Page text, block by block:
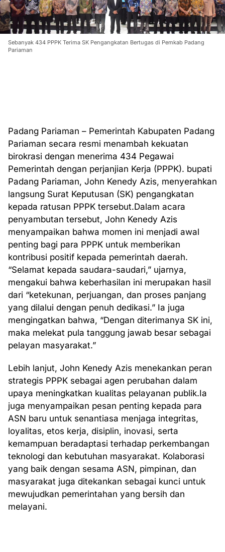
Sebanyak 434 PPPK Terima SK Pengangkatan Bertugas di Pemkab Padang
Pariaman
Padang Pariaman – Pemerintah Kabupaten Padang
Pariaman secara resmi menambah kekuatan
birokrasi dengan menerima 434 Pegawai
Pemerintah dengan perjanjian Kerja (PPPK). bupati
Padang Pariaman, John Kenedy Azis, menyerahkan
langsung Surat Keputusan (SK) pengangkatan
kepada ratusan PPPK tersebut.Dalam acara
penyambutan tersebut, John Kenedy Azis
menyampaikan bahwa momen ini menjadi awal
penting bagi para PPPK untuk memberikan
kontribusi positif kepada pemerintah daerah.
“Selamat kepada saudara-saudari,” ujarnya,
mengakui bahwa keberhasilan ini merupakan hasil
dari “ketekunan, perjuangan, dan proses panjang
yang dilalui dengan penuh dedikasi.” Ia juga
mengingatkan bahwa, “Dengan diterimanya SK ini,
maka melekat pula tanggung jawab besar sebagai
pelayan masyarakat.”
Lebih lanjut, John Kenedy Azis menekankan peran
strategis PPPK sebagai agen perubahan dalam
upaya meningkatkan kualitas pelayanan publik.Ia
juga menyampaikan pesan penting kepada para
ASN baru untuk senantiasa menjaga integritas,
loyalitas, etos kerja, disiplin, inovasi, serta
kemampuan beradaptasi terhadap perkembangan
teknologi dan kebutuhan masyarakat. Kolaborasi
yang baik dengan sesama ASN, pimpinan, dan
masyarakat juga ditekankan sebagai kunci untuk
mewujudkan pemerintahan yang bersih dan
melayani.